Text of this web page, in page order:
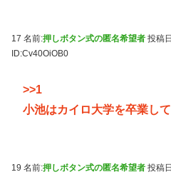
17 名前:押しボタン式の匿名希望者 投稿
ID:Cv40OiOB0
>>1
小池はカイロ大学を卒業して
19 名前:押しボタン式の匿名希望者 投稿